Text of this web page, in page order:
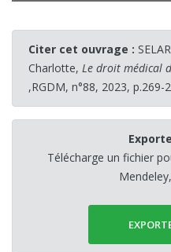
Citer cet ouvrage :
Charlotte, Le droit médical
,RGDM, n°88, 2023, p.269-
Télécharge un fichier